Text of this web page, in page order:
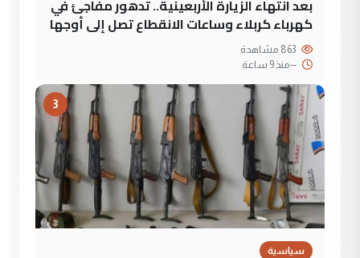
بعد انتهاء الزيارة الأربعينية.. تدهور مفاجئ في
كهرباء كربلاء وساعات الانقطاع تصل إلى أوجها
--منذ 9 ساعة
3
سياسية